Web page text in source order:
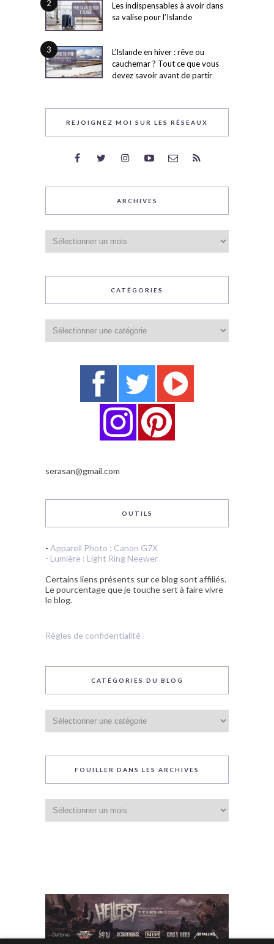
2
Les indispensables à avoir dans
sa valise pour l’Islande
3
L’Islande en hiver : rêve ou
cauchemar ? Tout ce que vous
devez savoir avant de partir
REJOIGNEZ MOI SUR LES RÉSEAUX
ARCHIVES
CATÉGORIES
serasan@gmail.com
OUTILS
- Appareil Photo : Canon G7X
- Lumière : Light Ring Neewer
Certains liens présents sur ce blog sont affiliés.
Le pourcentage que je touche sert à faire vivre
le blog.
Règles de confidentialité
CATÉGORIES DU BLOG
du
blog
FOUILLER DANS LES ARCHIVES
dans
les